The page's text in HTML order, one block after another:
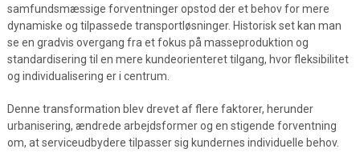
samfundsmæssige forventninger opstod der et behov for mere
dynamiske og tilpassede transportløsninger. Historisk set kan man
se en gradvis overgang fra et fokus på masseproduktion og
standardisering til en mere kundeorienteret tilgang, hvor fleksibilitet
og individualisering er i centrum.
Denne transformation blev drevet af flere faktorer, herunder
urbanisering, ændrede arbejdsformer og en stigende forventning
om, at serviceudbydere tilpasser sig kundernes individuelle behov.